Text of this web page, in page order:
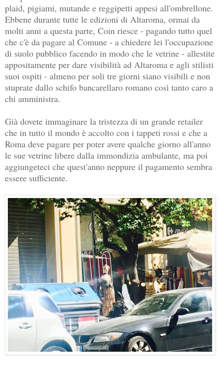
plaid, pigiami, mutande e reggipetti appesi all'ombrellone.
Ebbene durante tutte le edizioni di Altaroma, ormai da
molti anni a questa parte, Coin riesce - pagando tutto quel
che c'è da pagare al Comune - a chiedere lei l'occupazione
di suolo pubblico facendo in modo che le vetrine - allestite
appositamente per dare visibilità ad Altaroma e agli stilisti
suoi ospiti - almeno per soli tre giorni siano visibili e non
stuprate dallo schifo bancarellaro romano così tanto caro a
chi amministra.
Già dovete immaginare la tristezza di un grande retailer
che in tutto il mondo è accolto con i tappeti rossi e che a
Roma deve pagare per poter avere qualche giorno all'anno
le sue vetrine libere dalla immondizia ambulante, ma poi
aggiungeteci che quest'anno neppure il pagamento sembra
essere sufficiente.